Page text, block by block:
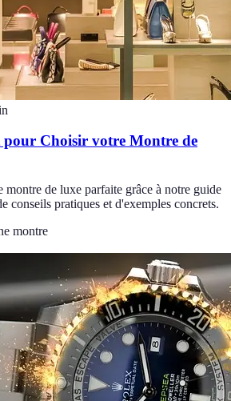
Choisir votre Montre de
montre de luxe parfaite grâce à notre guide
conseils pratiques et d'exemples concrets.
montre